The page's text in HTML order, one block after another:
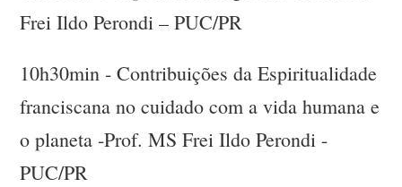
Frei Ildo Perondi – PUC/PR
10h30min - Contribuições da Espiritualidade
franciscana no cuidado com a vida humana e
o planeta -Prof. MS Frei Ildo Perondi -
PUC/PR